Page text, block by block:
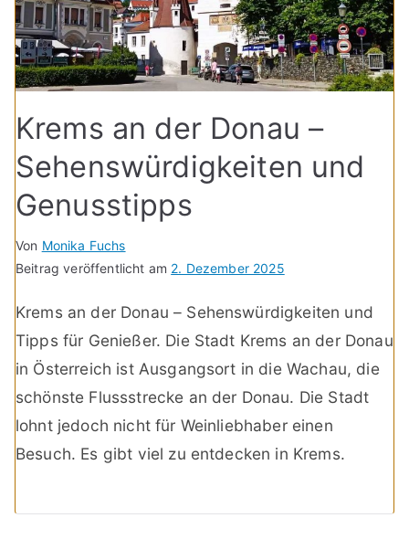
Krems an der Donau –
Sehenswürdigkeiten und
Genusstipps
Von Monika Fuchs
Beitrag veröffentlicht am 2. Dezember 2025
Krems an der Donau – Sehenswürdigkeiten und
Tipps für Genießer. Die Stadt Krems an der Donau
in Österreich ist Ausgangsort in die Wachau, die
schönste Flussstrecke an der Donau. Die Stadt
lohnt jedoch nicht für Weinliebhaber einen
Besuch. Es gibt viel zu entdecken in Krems.